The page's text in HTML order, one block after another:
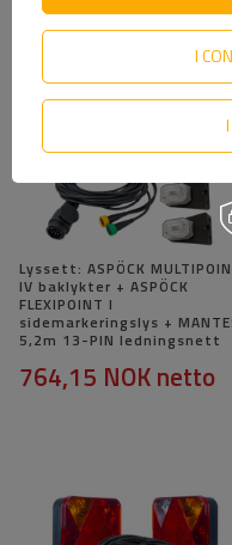
Lyssett: ASPÖCK
IV baklykter + ASPÖCK
FLEXIPOINT I
sidemarkeringslys +
5,2m 13-PIN ledningsnett
764,15 NOKnetto
I